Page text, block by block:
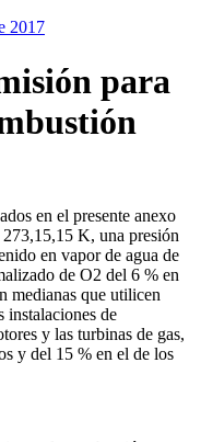
2017
para
en el presente anexo
273,15,15 K, una presión
en vapor de agua de
de O2 del 6 % en
medianas que utilicen
instalaciones de
y las turbinas de gas,
y del 15 % en el de los